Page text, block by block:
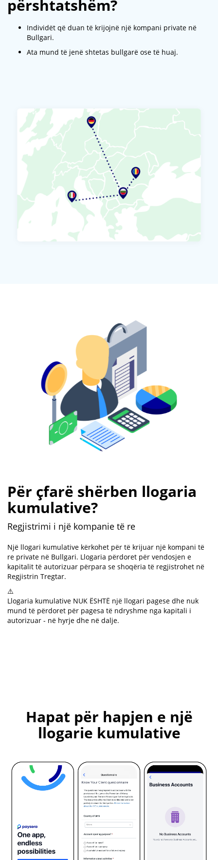
përshtatshëm?
Individët që duan të krijojnë një kompani private në
Bullgari.
Ata mund të jenë shtetas bullgarë ose të huaj.
Për çfarë shërben llogaria
kumulative?
Regjistrimi i një kompanie të re
Një llogari kumulative kërkohet për të krijuar një kompani të
re private në Bullgari. Llogaria përdoret për vendosjen e
kapitalit të autorizuar përpara se shoqëria të regjistrohet në
Regjistrin Tregtar.
⚠️
Llogaria kumulative NUK ËSHTË një llogari pagese dhe nuk
mund të përdoret për pagesa të ndryshme nga kapitali i
autorizuar - në hyrje dhe në dalje.
Hapat për hapjen e një
llogarie kumulative